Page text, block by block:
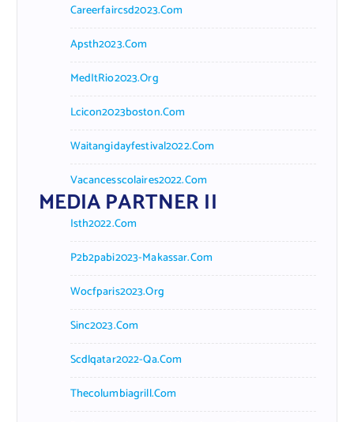
Careerfaircsd2023.com
Apsth2023.com
MedItRio2023.org
Lcicon2023boston.com
Waitangidayfestival2022.com
Vacancesscolaires2022.com
MEDIA PARTNER II
Isth2022.com
P2b2pabi2023-Makassar.com
Wocfparis2023.org
Sinc2023.com
Scdlqatar2022-Qa.com
Thecolumbiagrill.com